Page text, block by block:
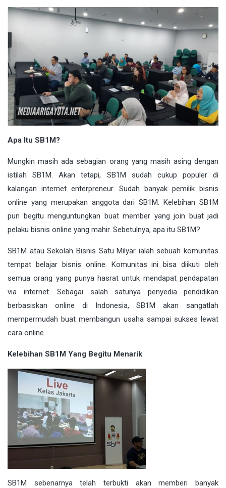
Apa Itu SB1M?
Mungkin masih ada sebagian orang yang masih asing dengan
istilah SB1M. Akan tetapi, SB1M sudah cukup populer di
kalangan internet enterpreneur. Sudah banyak pemilik bisnis
online yang merupakan anggota dari SB1M. Kelebihan SB1M
pun begitu menguntungkan buat member yang join buat jadi
pelaku bisnis online yang mahir. Sebetulnya, apa itu SB1M?
SB1M atau Sekolah Bisnis Satu Milyar ialah sebuah komunitas
tempat belajar bisnis online. Komunitas ini bisa diikuti oleh
semua orang yang punya hasrat untuk mendapat pendapatan
via internet. Sebagai salah satunya penyedia pendidikan
berbasiskan online di Indonesia, SB1M akan sangatlah
mempermudah buat membangun usaha sampai sukses lewat
cara online.
Kelebihan SB1M Yang Begitu Menarik
SB1M sebenarnya telah terbukti akan memberi banyak